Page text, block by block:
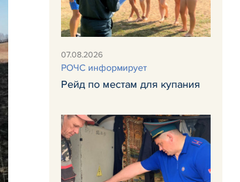
07.08.2026
РОЧС информирует
Рейд по местам для купания